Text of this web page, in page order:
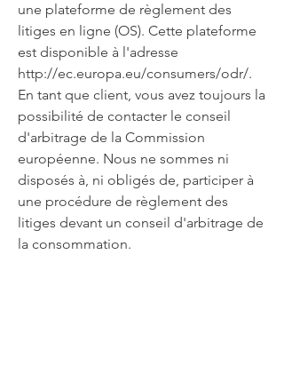
une plateforme de règlement des
litiges en ligne (OS). Cette plateforme
est disponible à l'adresse
http://ec.europa.eu/consumers/odr/.
En tant que client, vous avez toujours la
possibilité de contacter le conseil
d'arbitrage de la Commission
européenne. Nous ne sommes ni
disposés à, ni obligés de, participer à
une procédure de règlement des
litiges devant un conseil d'arbitrage de
la consommation.